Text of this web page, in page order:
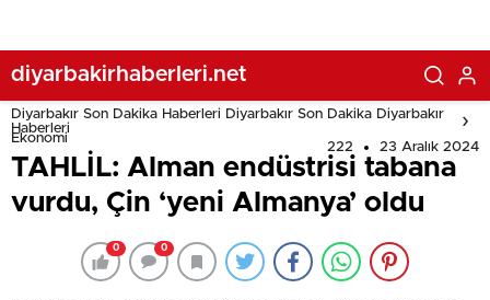
diyarbakirhaberleri.net
Diyarbakır Son Dakika Haberleri Diyarbakır Son Dakika Diyarbakır
Haberleri
Ekonomi
222 23 Aralık 2024
TAHLİL: Alman endüstrisi tabana
vurdu, Çin ‘yeni Almanya’ oldu
0 0